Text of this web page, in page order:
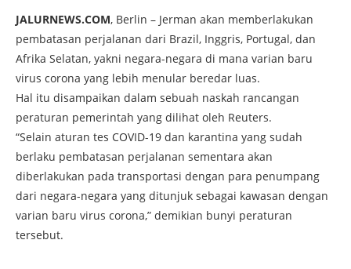
JALURNEWS.COM, Berlin – Jerman akan memberlakukan
pembatasan perjalanan dari Brazil, Inggris, Portugal, dan
Afrika Selatan, yakni negara-negara di mana varian baru
virus corona yang lebih menular beredar luas.
Hal itu disampaikan dalam sebuah naskah rancangan
peraturan pemerintah yang dilihat oleh Reuters.
“Selain aturan tes COVID-19 dan karantina yang sudah
berlaku pembatasan perjalanan sementara akan
diberlakukan pada transportasi dengan para penumpang
dari negara-negara yang ditunjuk sebagai kawasan dengan
varian baru virus corona,” demikian bunyi peraturan
tersebut.